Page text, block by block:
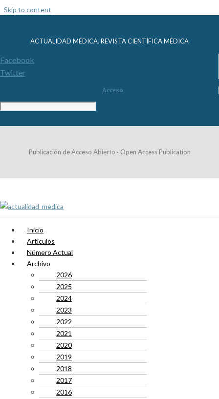
Skip to content
ACTUALIDAD MÉDICA. REVISTA CIENTÍFICA MÉDICA
Facebook
Twitter
Acceso
Publicación de Acceso Abierto · Open Access Publication
Inicio
Artículos
Número Actual
Archivo
2026
2025
2024
2023
2022
2021
2020
2019
2018
2017
2016